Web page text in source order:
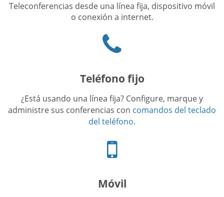
Teleconferencias desde una línea fija, dispositivo móvil
o conexión a internet.
icon
Teléfono fijo
¿Está usando una línea fija? Configure, marque y
administre sus conferencias con comandos del teclado
del teléfono.
Icono
de
celular
Móvil